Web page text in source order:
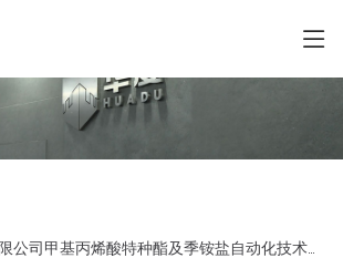
酸特种酯及季铵盐自动化技术改造项目环境影响评价公众参与第三次信息公示